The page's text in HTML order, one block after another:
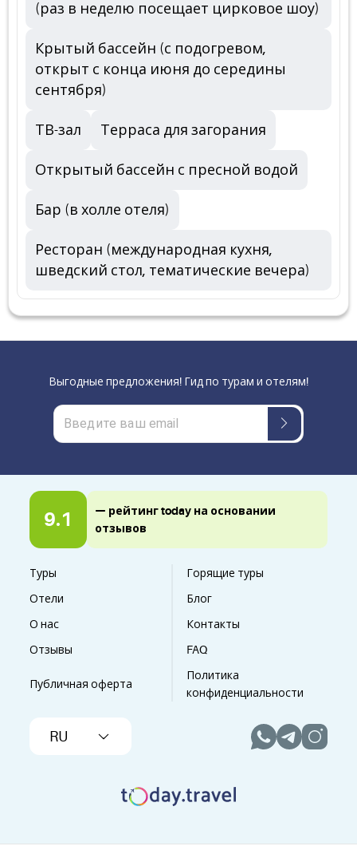
(раз в неделю посещает цирковое шоу)
Крытый бассейн (с подогревом,
открыт с конца июня до середины
сентября)
ТВ-зал Терраса для загорания
Открытый бассейн с пресной водой
Бар (в холле отеля)
Ресторан (международная кухня,
шведский стол, тематические вечера)
9.1
— рейтинг today на основании
отзывов
Туры
Горящие туры
Отели
Блог
О нас
Контакты
Отзывы
FAQ
Публичная оферта
Политика
конфиденциальности
RU
Выгодные предложения! Гид по турам и отелям!